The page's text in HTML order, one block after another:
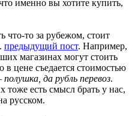
именно вы хотите купить,
что-то за рубежом, стоит
предыдущий пост. Например,
магазинах могут стоить
цене съедается стоимостью
да рубль перевоз.
есть смысл брать у нас,
русском.